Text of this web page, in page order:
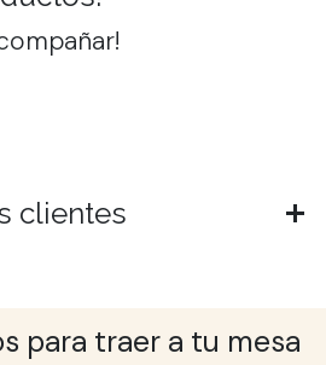
clientes
para traer a tu mesa